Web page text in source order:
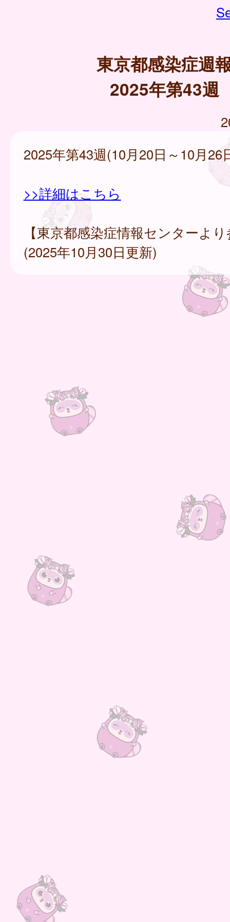
東京都感染症週
2025年第43週
2025年第43週(10月20日～10月26
>>詳細はこちら
【東京都感染症情報センターよ
(2025年10月30日更新)